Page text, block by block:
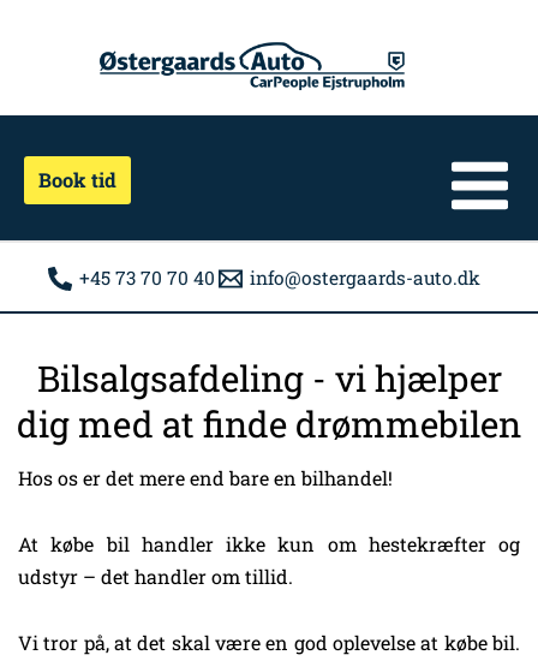
Book tid
+45 73 70 70 40 info@ostergaards-auto.dk
Bilsalgsafdeling - vi hjælper
dig med at finde drømmebilen
Hos os er det mere end bare en bilhandel!
At købe bil handler ikke kun om hestekræfter og
udstyr – det handler om tillid.
Vi tror på, at det skal være en god oplevelse at købe bil.